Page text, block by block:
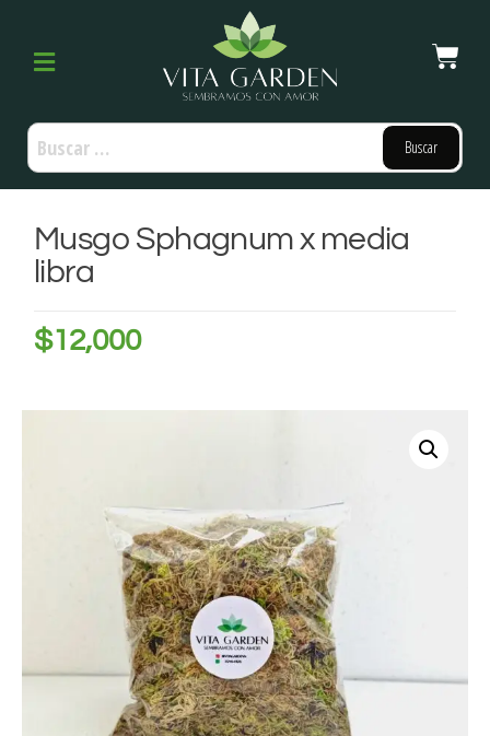
Musgo Sphagnum x media
libra
$12,000